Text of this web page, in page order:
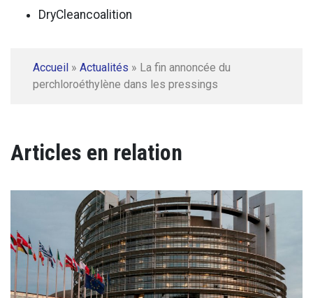
DryCleancoalition
Accueil » Actualités » La fin annoncée du
perchloroéthylène dans les pressings
Articles en relation